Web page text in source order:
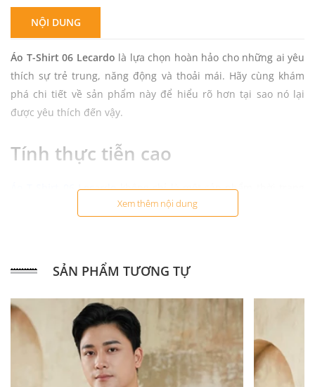
NỘI DUNG
Áo T-Shirt 06 Lecardo là lựa chọn hoàn hảo cho những ai yêu
thích sự trẻ trung, năng động và thoải mái. Hãy cùng khám
phá chi tiết về sản phẩm này để hiểu rõ hơn tại sao nó lại
được yêu thích đến vậy.
​Tính thực tiễn cao
Áo T-Shirt 06 Lecardokhông chỉ là một sản phẩm thời trang
mà còn rất thực tiễn trong cuộc sống hàng ngày. Bạn có thể
phẩm giúp bạn luôn cảm thấy thoải mái và tự tin trong mọi
hoàn cảnh.
Chất liệu cao cấp với độ thoáng
khí cao
Sản phẩm sử dụng chất liệu cotton kết hợp với sợi polyester.
Xem thêm nội dung
SẢN PHẨM TƯƠNG TỰ